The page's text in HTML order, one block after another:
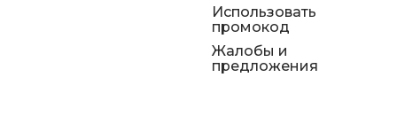
Использовать
промокод
Жалобы и
предложения